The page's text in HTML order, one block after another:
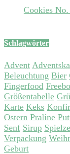
Cookies No.
Schlagwörter
Advent
Beleuchtung Bier
Fingerfood
Größentabelle
Karte Keks
Ostern Praline
Senf Sirup
Verpackung
Geburt